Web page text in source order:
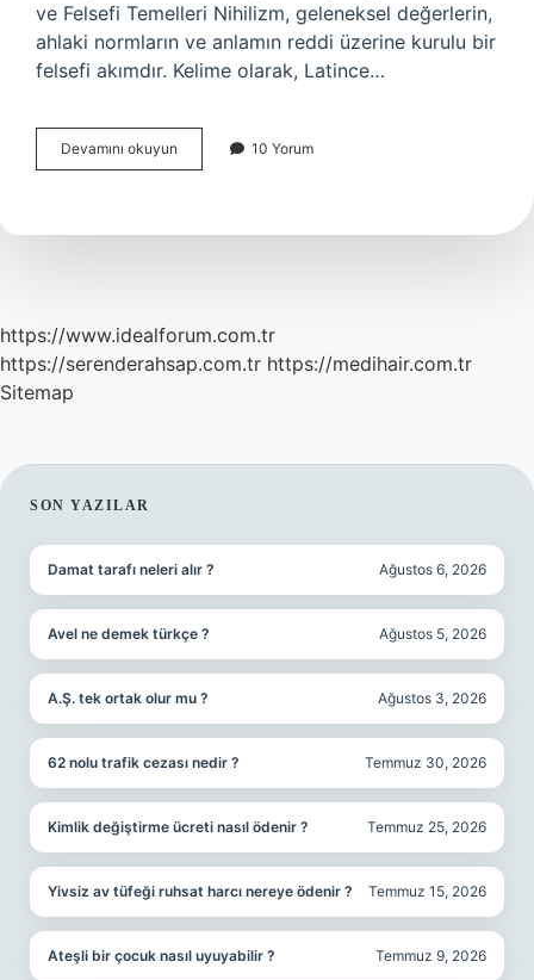
ve Felsefi Temelleri Nihilizm, geleneksel değerlerin,
ahlaki normların ve anlamın reddi üzerine kurulu bir
felsefi akımdır. Kelime olarak, Latince…
Devamını okuyun
nihilist
?
10 Yorum
https://www.idealforum.com.tr
https://serenderahsap.com.tr https://medihair.com.tr
Sitemap
SIDEBAR
SON YAZILAR
Damat tarafı neleri alır ? Ağustos 6, 2026
Avel ne demek türkçe ? Ağustos 5, 2026
A.Ş. tek ortak olur mu ? Ağustos 3, 2026
62 nolu trafik cezası nedir ? Temmuz 30, 2026
Kimlik değiştirme ücreti nasıl ödenir ? Temmuz 25, 2026
Yivsiz av tüfeği ruhsat harcı nereye ödenir ? Temmuz 15, 2026
Ateşli bir çocuk nasıl uyuyabilir ? Temmuz 9, 2026